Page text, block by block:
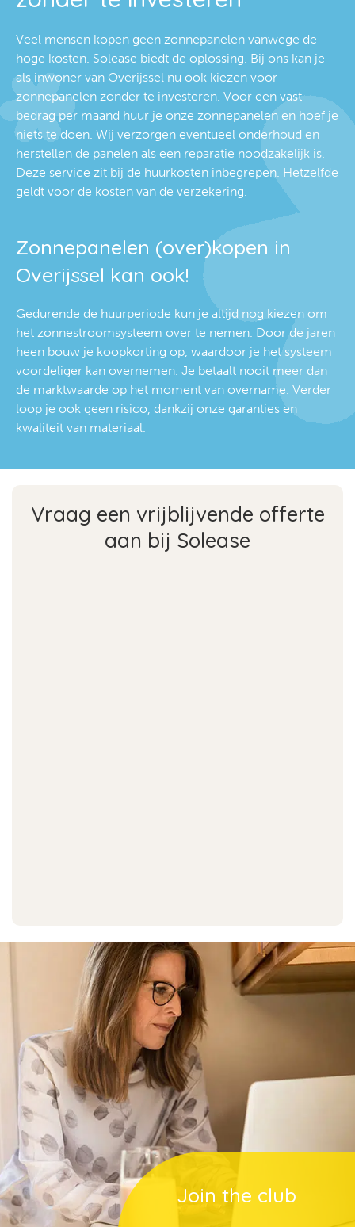
Veel mensen kopen geen zonnepanelen vanwege de
hoge kosten. Solease biedt de oplossing. Bij ons kan je
als inwoner van Overijssel nu ook kiezen voor
zonnepanelen zonder te investeren. Voor een vast
bedrag per maand huur je onze zonnepanelen en hoef je
niets te doen. Wij verzorgen eventueel onderhoud en
herstellen de panelen als een reparatie noodzakelijk is.
Deze service zit bij de huurkosten inbegrepen. Hetzelfde
geldt voor de kosten van de verzekering.
Zonnepanelen (over)kopen in
Overijssel kan ook!
Gedurende de huurperiode kun je altijd nog kiezen om
het zonnestroomsysteem over te nemen. Door de jaren
heen bouw je koopkorting op, waardoor je het systeem
voordeliger kan overnemen. Je betaalt nooit meer dan
de marktwaarde op het moment van overname. Verder
loop je ook geen risico, dankzij onze garanties en
kwaliteit van materiaal.
Vraag een vrijblijvende offerte
aan bij Solease
Join the club